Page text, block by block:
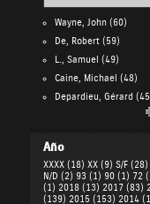
Wayne, John(60)
De, Robert(59)
L., Samuel (49)
Caine, Michael (48)
Depardieu, Gérard
Año
XXXX (18) XX (9) S/F (28)
N/D (2) 93 (1) 90 (1) 72
(1) 2018 (13) 2017 (83)
(139) 2015 (153) 2014